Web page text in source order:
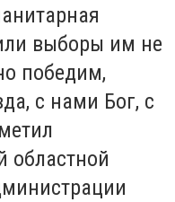
выборы им не
победим,
с нами Бог, с
областной